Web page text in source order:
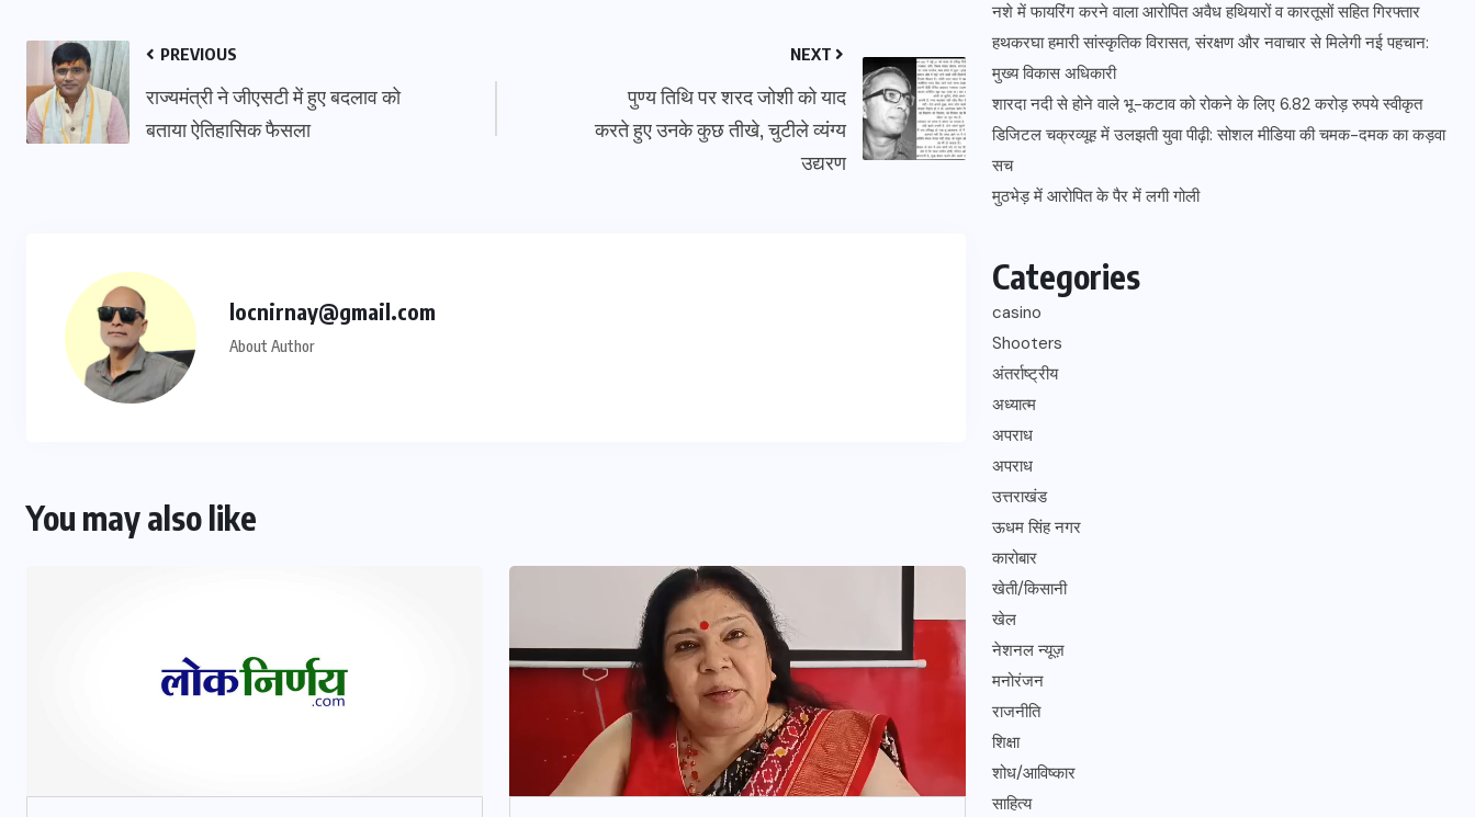
PREVIOUS
राज्यमंत्री ने जीएसटी में हुए बदलाव को
बताया ऐतिहासिक फैसला
NEXT
पुण्य तिथि पर शरद जोशी को याद
करते हुए उनके कुछ तीखे, चुटीले व्यंग्य
उद्यरण
locnirnay@gmail.com
About Author
You may also like
नशे में फायरिंग करने वाला आरोपित अवैध हथियारों व कारतूसों सहित गिरफ्तार
हथकरघा हमारी सांस्कृतिक विरासत, संरक्षण और नवाचार से मिलेगी नई पहचान:
मुख्य विकास अधिकारी
शारदा नदी से होने वाले भू-कटाव को रोकने के लिए 6.82 करोड़ रुपये स्वीकृत
डिजिटल चक्रव्यूह में उलझती युवा पीढ़ी: सोशल मीडिया की चमक-दमक का कड़वा
सच
मुठभेड़ में आरोपित के पैर में लगी गोली
Categories
casino
Shooters
अंतर्राष्ट्रीय
अध्यात्म
अपराध
अपराध
उत्तराखंड
ऊधम सिंह नगर
कारोबार
खेती/किसानी
खेल
नेशनल न्यूज़
मनोरंजन
राजनीति
शिक्षा
शोध/आविष्कार
साहित्य